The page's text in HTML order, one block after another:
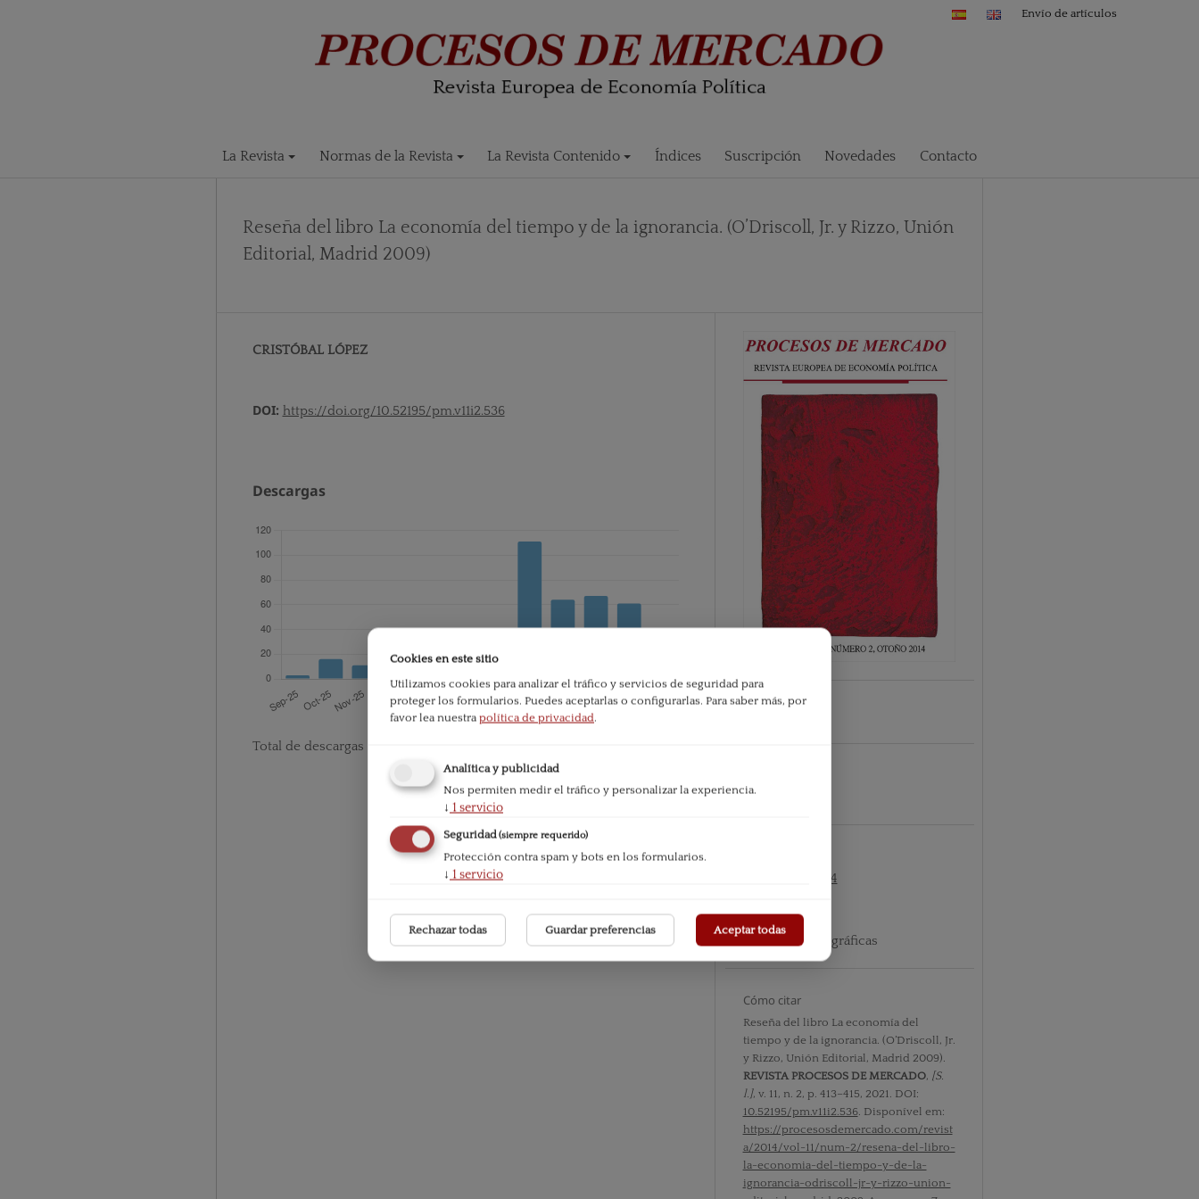
La Revista Normas de la Revista La Revista Contenido Índices Suscripción Novedades Contacto
Envío de artículos
Reseña del libro La economía del tiempo y de la ignorancia. (O’Driscoll, Jr. y Rizzo, Unión
Editorial, Madrid 2009)
CRISTÓBAL LÓPEZ
DOI: https://doi.org/10.52195/pm.v11i2.536
Descargas
Total de descargas desde la publicación:
2021-06-17
Vol. XI nº2 2014
Sección
Reseñas bibliográficas
Cómo citar
Reseña del libro La economía del
tiempo y de la ignorancia. (O’Driscoll, Jr.
y Rizzo, Unión Editorial, Madrid 2009).
REVISTA PROCESOS DE MERCADO, [S.
l.], v. 11, n. 2, p. 413–415, 2021. DOI:
10.52195/pm.v11i2.536. Disponível em:
https://procesosdemercado.com/revist
a/2014/vol-11/num-2/resena-del-libro-
la-economia-del-tiempo-y-de-la-
ignorancia-odriscoll-jr-y-rizzo-union-
Cookies en este sitio
Utilizamos cookies para analizar el tráfico y servicios de seguridad para
proteger los formularios. Puedes aceptarlas o configurarlas. Para saber más, por
favor lea nuestra política de privacidad.
Analítica y publicidad
Nos permiten medir el tráfico y personalizar la experiencia.
↓ 1 servicio
Seguridad(siempre requerido)
Protección contra spam y bots en los formularios.
↓ 1 servicio
Rechazar todas Guardar preferencias Aceptar todas